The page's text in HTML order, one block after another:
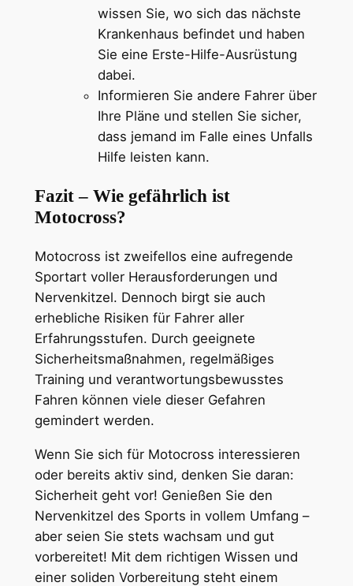
wissen Sie, wo sich das nächste
Krankenhaus befindet und haben
Sie eine Erste-Hilfe-Ausrüstung
dabei.
Informieren Sie andere Fahrer über
Ihre Pläne und stellen Sie sicher,
dass jemand im Falle eines Unfalls
Hilfe leisten kann.
Fazit – Wie gefährlich ist
Motocross?
Motocross ist zweifellos eine aufregende
Sportart voller Herausforderungen und
Nervenkitzel. Dennoch birgt sie auch
erhebliche Risiken für Fahrer aller
Erfahrungsstufen. Durch geeignete
Sicherheitsmaßnahmen, regelmäßiges
Training und verantwortungsbewusstes
Fahren können viele dieser Gefahren
gemindert werden.
Wenn Sie sich für Motocross interessieren
oder bereits aktiv sind, denken Sie daran:
Sicherheit geht vor! Genießen Sie den
Nervenkitzel des Sports in vollem Umfang –
aber seien Sie stets wachsam und gut
vorbereitet! Mit dem richtigen Wissen und
einer soliden Vorbereitung steht einem